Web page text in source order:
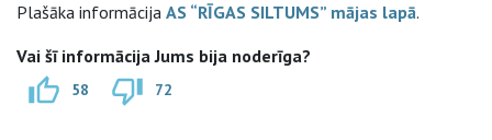
Plašāka informācija AS “RĪGAS SILTUMS” mājas lapā.
Vai šī informācija Jums bija noderīga?
58 72